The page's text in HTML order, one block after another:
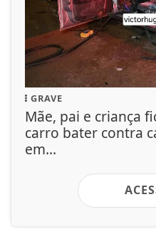
GRAVE
Mãe, pai e criança
carro bater contra
em...